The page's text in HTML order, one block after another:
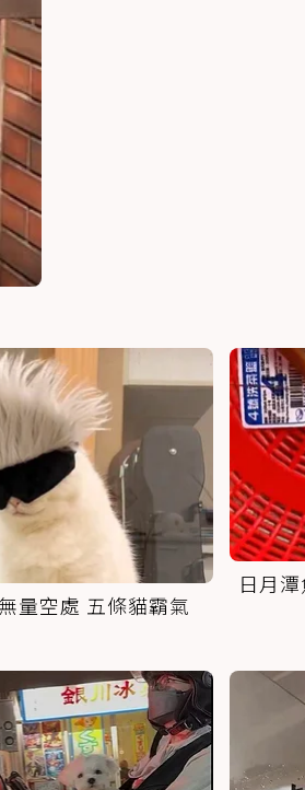
量空處 五條貓霸氣
日月